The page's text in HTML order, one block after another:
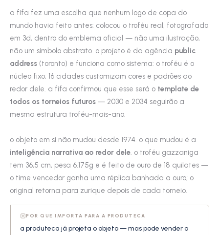
a fifa fez uma escolha que nenhum logo de copa do
mundo havia feito antes: colocou o troféu real, fotografado
em 3d, dentro do emblema oficial — não uma ilustração,
não um símbolo abstrato. o projeto é da agência public
address (toronto) e funciona como sistema: o troféu é o
núcleo fixo; 16 cidades customizam cores e padrões ao
redor dele. a fifa confirmou que esse será o template de
todos os torneios futuros — 2030 e 2034 seguirão a
mesma estrutura troféu-mais-ano.
o objeto em si não mudou desde 1974. o que mudou é a
inteligência narrativa ao redor dele. o troféu gazzaniga
tem 36,5 cm, pesa 6.175g e é feito de ouro de 18 quilates —
o time vencedor ganha uma réplica banhada a ouro; o
original retorna para zurique depois de cada torneio.
POR QUE IMPORTA PARA A PRODUTECA
a produteca já projeta o objeto — mas pode vender o